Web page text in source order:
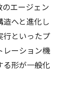
エージェン
へと進化し
行といったプ
レーション機
る形が一般化